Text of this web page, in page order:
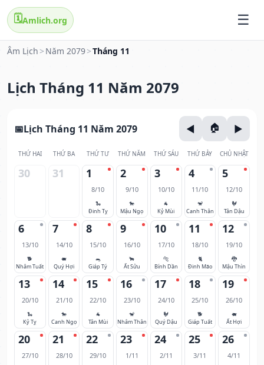
🗓️Amlich.org
Âm Lịch > Năm 2079>Tháng 11
Lịch Tháng 11 Năm 2079
Lịch Tháng 11 Năm 2079
THỨ HAI THỨ BA THỨ TƯ THỨ NĂM THỨ SÁU THỨ BẢY CHỦ NHẬT
30 31 1
8/10
🐍
Đinh Tỵ
2
9/10
🐎
Mậu Ngọ
3
10/10
🐐
Kỷ Mùi
4
11/10
🐒
Canh Thân
5
12/10
🐓
Tân Dậu
6
13/10
🐕
Nhâm Tuất
7
14/10
🐖
Quý Hợi
8
15/10
🐀
Giáp Tý
9
16/10
🐂
Ất Sửu
10
17/10
🐅
Bính Dần
11
18/10
🐈
Đinh Mão
12
19/10
🐉
Mậu Thìn
13
20/10
🐍
Kỷ Tỵ
14
21/10
🐎
Canh Ngọ
15
22/10
🐐
Tân Mùi
16
23/10
🐒
Nhâm Thân
17
24/10
🐓
Quý Dậu
18
25/10
🐕
Giáp Tuất
19
26/10
🐖
Ất Hợi
20
27/10
21
28/10
22
29/10
23
1/11
24
2/11
25
3/11
26
4/11